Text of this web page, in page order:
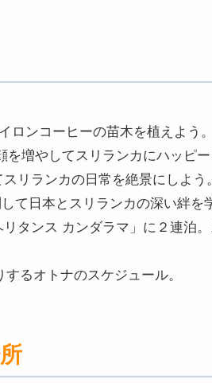
ンコーヒーの苗木を植えよう。
やしてスリランカにハッピー
リランカの日常を絶景にしよう。
日本とスリランカの深い絆を
タンス カンダラマ」に２連泊
るオトナのスケジュール。